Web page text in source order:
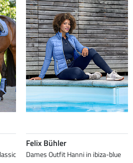
Felix Bühler
Dames Outfit Hanni in ibiza-blue